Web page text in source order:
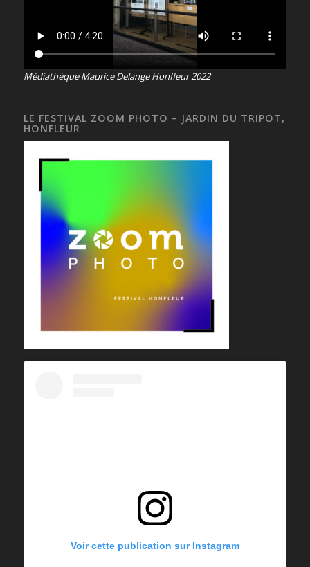
Médiathèque Maurice Delange Honfleur 2022
LE FESTIVAL ZOOM PHOTO – JARDIN DU TRIPOT,
HONFLEUR
Voir cette publication sur Instagram